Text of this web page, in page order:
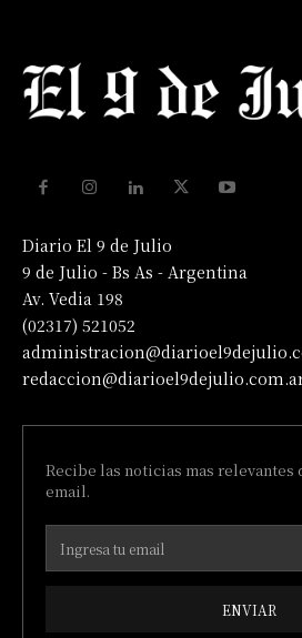
Diario El 9 de Julio
9 de Julio - Bs As - Argentina
Av. Vedia 198
(02317) 521052
Recibe las noticias mas relevantes
email.
ENVIAR